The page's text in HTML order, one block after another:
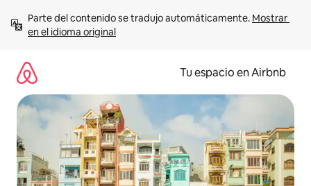
contenido
Parte del contenido se tradujo automáticamente. Mostrar
en el idioma original
Tu espacio en Airbnb